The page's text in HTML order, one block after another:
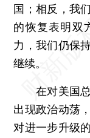
国；相反，我
的恢复表明双
力，我们仍保
继续。
在对美国总
出现政治动荡
对进一步升级